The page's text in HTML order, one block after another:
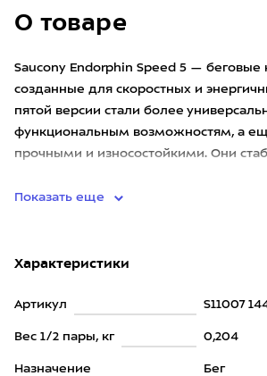
О товаре
Saucony Endorphin Speed 5 — беговые
созданные для скоростных и
пятой версии стали более
функциональным возможностям, а
прочными и износостойкими. Они
Показать еще
Характеристики
Артикул S11007
Вес 1/2 пары, кг 0,204
Назначение Бег